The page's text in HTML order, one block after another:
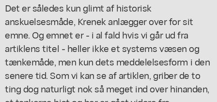
Det er således kun glimt af historisk
anskuelsesmåde, Krenek anlægger over for sit
emne. Og emnet er - i al fald hvis vi går ud fra
artiklens titel - heller ikke et systems væsen og
tænkemåde, men kun dets meddelelsesform i den
senere tid. Som vi kan se af artiklen, griber de to
ting dog naturligt nok så meget ind over hinanden,